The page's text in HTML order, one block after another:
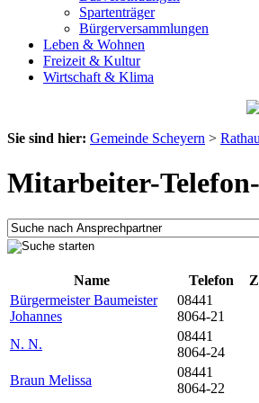
Spartenträger
Bürgerversammlungen
Leben & Wohnen
Freizeit & Kultur
Wirtschaft & Klima
Sie sind hier: Gemeinde Scheyern >
Mitarbeiter-
Name
Telefon
Bürgermeister Baumeister
Johannes
08441
8064-21
N. N.
08441
8064-24
Braun Melissa
08441
8064-22